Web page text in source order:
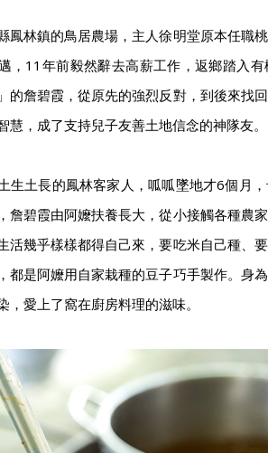
鳳林鎮的鳥居農場，主人徐明堂原本任職
，11年前毅然辭去高薪工作，返鄉踏入
的詹碧霞，從原先的強烈反對，到後來找
慧，成了支持兒子友善土地信念的神隊友。
生土長的鳳林客家人，呱呱墜地才6個月
詹碧霞由阿嬤扶養長大，從小接觸各種農
活幾乎樣樣都得自己來，要吃米自己種、
都是阿嬤用自家栽種的豆子巧手製作。身
，愛上了窩在廚房料理的滋味。